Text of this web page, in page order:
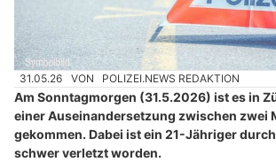
31.05.26 VON POLIZEI.NEWS REDAKTION
Am Sonntagmorgen (31.5.2026) ist es in
einer Auseinandersetzung zwischen zwei
gekommen. Dabei ist ein 21-Jähriger
schwer verletzt worden.